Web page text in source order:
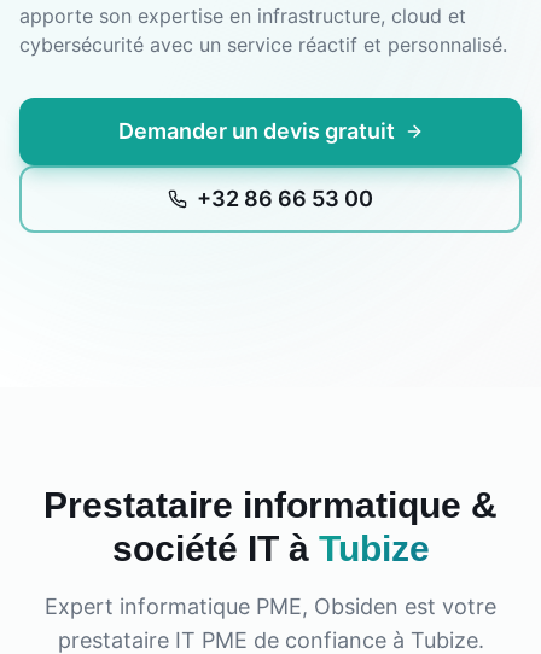
apporte son expertise en infrastructure, cloud et
cybersécurité avec un service réactif et personnalisé.
Demander un devis gratuit
+32 86 66 53 00
Prestataire informatique &
société IT à Tubize
Expert informatique PME, Obsiden est votre
prestataire IT PME de confiance à Tubize.